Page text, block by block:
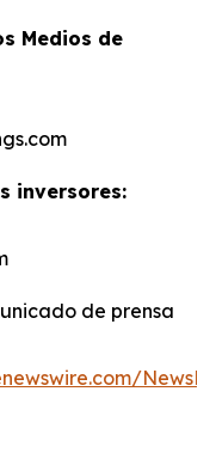
Medios de
inversores:
de prensa